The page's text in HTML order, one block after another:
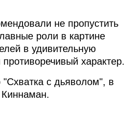
не пропустить
роли в картине
в удивительную
характер.
"Схватка с дьяволом", в